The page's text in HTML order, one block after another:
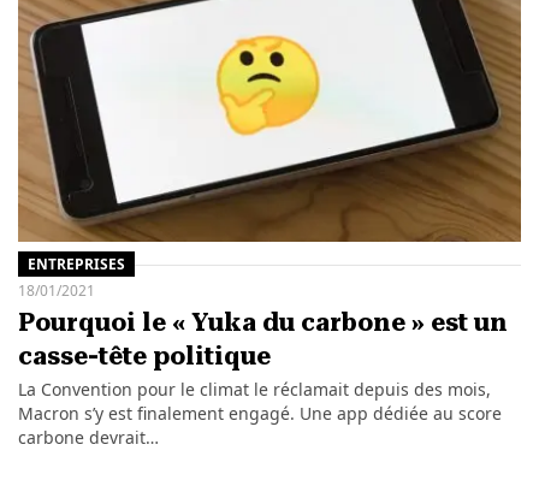
ENTREPRISES
18/01/2021
Pourquoi le « Yuka du carbone » est un
casse-tête politique
La Convention pour le climat le réclamait depuis des mois,
Macron s’y est finalement engagé. Une app dédiée au score
carbone devrait…